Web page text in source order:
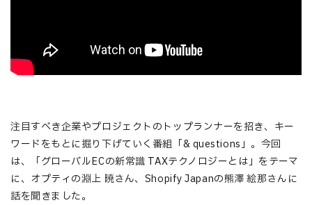
注目すべき企業やプロジェクトのトップランナーを招き、キー
ワードをもとに掘り下げていく番組「& questions」。今回
は、「グローバルECの新常識 TAXテクノロジーとは」をテーマ
に、オプティの淵上 暁さん、Shopify Japanの熊澤 絵那さんに
話を聞きました。